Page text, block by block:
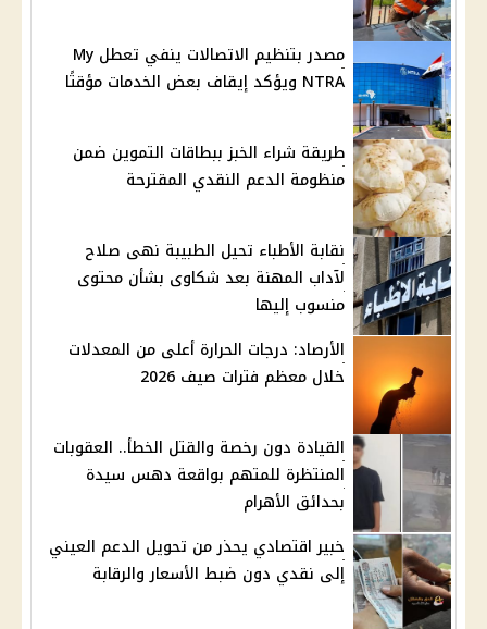
مصدر بتنظيم الاتصالات ينفي تعطل My
NTRA ويؤكد إيقاف بعض الخدمات مؤقتًا
طريقة شراء الخبز ببطاقات التموين ضمن
منظومة الدعم النقدي المقترحة
نقابة الأطباء تحيل الطبيبة نهى صلاح
لآداب المهنة بعد شكاوى بشأن محتوى
منسوب إليها
الأرصاد: درجات الحرارة أعلى من المعدلات
خلال معظم فترات صيف 2026
القيادة دون رخصة والقتل الخطأ.. العقوبات
المنتظرة للمتهم بواقعة دهس سيدة
بحدائق الأهرام
خبير اقتصادي يحذر من تحويل الدعم العيني
إلى نقدي دون ضبط الأسعار والرقابة